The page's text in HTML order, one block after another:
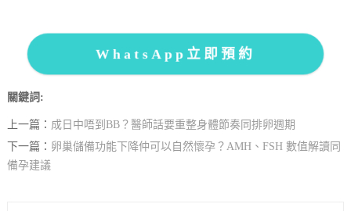
WhatsApp立即預約
關鍵詞:
上一篇： 成日中唔到BB？醫師話要重整身體節奏同排卵週期
下一篇： 卵巢儲備功能下降仲可以自然懷孕？AMH、FSH 數值解讀同
備孕建議